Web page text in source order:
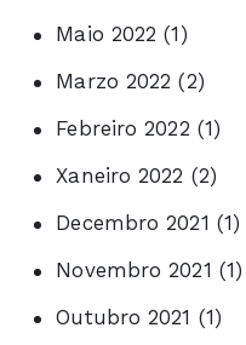
Maio 2022 (1)
Marzo 2022 (2)
Febreiro 2022 (1)
Xaneiro 2022 (2)
Decembro 2021 (1)
Novembro 2021 (1)
Outubro 2021 (1)